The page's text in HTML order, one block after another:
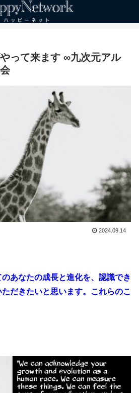
って来ます ∞九次元アル
2024.09.14
あなたの成長と進化を、認識でき
だきたいと思います。これらのこ